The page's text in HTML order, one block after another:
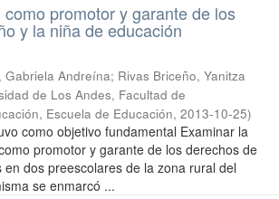
promotor y garante de los
y la niña de educación
Gabriela Andreína; Rivas Briceño, Yanitza
de Los Andes, Facultad de
Escuela de Educación, 2013-10-25)
como objetivo fundamental Examinar la
promotor y garante de los derechos de
en dos preescolares de la zona rural del
se enmarcó ...